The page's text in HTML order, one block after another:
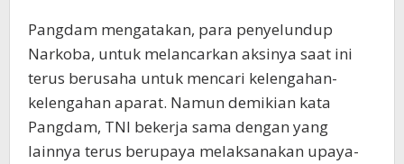
Pangdam mengatakan, para penyelundup
Narkoba, untuk melancarkan aksinya saat ini
terus berusaha untuk mencari kelengahan-
kelengahan aparat. Namun demikian kata
Pangdam, TNI bekerja sama dengan yang
lainnya terus berupaya melaksanakan upaya-